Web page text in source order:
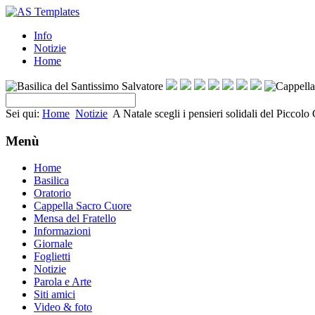
Info
Notizie
Home
Sei qui: Home Notizie A Natale scegli i pensieri solidali del
Menù
Home
Basilica
Oratorio
Cappella Sacro Cuore
Mensa del Fratello
Informazioni
Giornale
Foglietti
Notizie
Parola e Arte
Siti amici
Video & foto